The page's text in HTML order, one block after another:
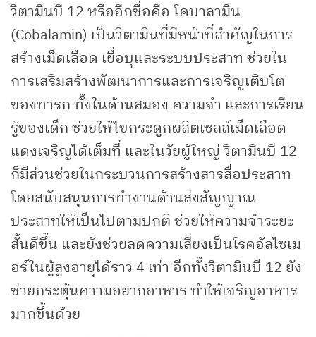
วิตามินบี 12 หรืออีกชื่อคือ โคบาลามิน
(Cobalamin) เป็นวิตามินที่มีหน้าที่สำคัญในการ
สร้างเม็ดเลือด เยื่อบุและระบบประสาท ช่วยใน
การเสริมสร้างพัฒนาการและการเจริญเติบโต
ของทารก ทั้งในด้านสมอง ความจำ และการเรียน
รู้ของเด็ก ช่วยให้ไขกระดูกผลิตเซลล์เม็ดเลือด
แดงเจริญได้เต็มที่ และในวัยผู้ใหญ่ วิตามินบี 12
ก็มีส่วนช่วยในกระบวนการสร้างสารสื่อประสาท
โดยสนับสนุนการทำงานด้านส่งสัญญาณ
ประสาทให้เป็นไปตามปกติ ช่วยให้ความจำระยะ
สั้นดีขึ้น และยังช่วยลดความเสี่ยงเป็นโรคอัลไซเม
อร์ในผู้สูงอายุได้ราว 4 เท่า อีกทั้งวิตามินบี 12 ยัง
ช่วยกระตุ้นความอยากอาหาร ทำให้เจริญอาหาร
มากขึ้นด้วย